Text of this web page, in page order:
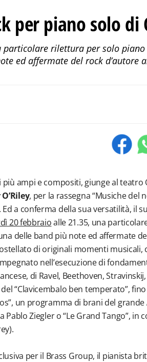
per piano solo di
particolare rilettura per solo
ed affermate del rock d’autore
ampi e compositi, giunge al teatro
, per la rassegna “Musiche del
a conferma della sua versatilità, il
20 febbraioalle 21.35, una
delle band più note ed affermate
di originali momenti musicali,
nell’esecuzione di
di Ravel, Beethoven,
“Clavicembalo ben temperato”,
un programma di brani del
Pablo Ziegler o “Le Grand Tango”, in
per il Brass Group, il pianista